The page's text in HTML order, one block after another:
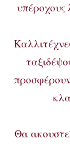
υπέροχους
Θα